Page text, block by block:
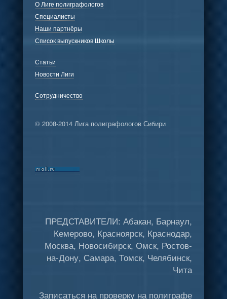
О Лиге полиграфологов
Специалисты
Наши партнёры
Список выпускников Школы
Статьи
Новости Лиги
Сотрудничество
© 2008-2014 Лига полиграфологов Сибири
ПРЕДСТАВИТЕЛИ: Абакан, Барнаул,
Кемерово, Красноярск, Краснодар,
Москва, Новосибирск, Омск, Ростов-
на-Дону, Самара, Томск, Челябинск,
Чита
Записаться на проверку на полиграфе